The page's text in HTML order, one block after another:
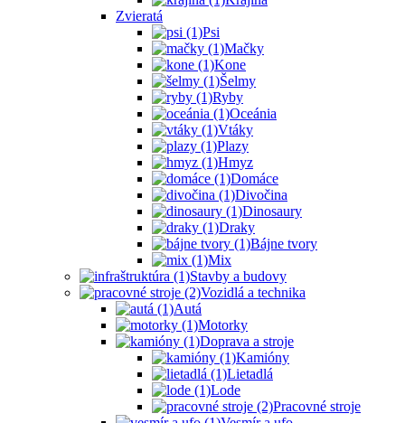
Zvieratá
Psi
Mačky
Kone
Šelmy
Ryby
Oceánia
Vtáky
Plazy
Hmyz
Domáce
Divočina
Dinosaury
Draky
Bájne tvory
Mix
Stavby a budovy
Vozidlá a technika
Autá
Motorky
Doprava a stroje
Kamióny
Lietadlá
Lode
Pracovné stroje